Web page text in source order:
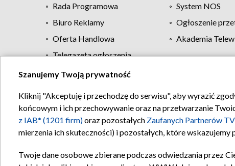
Rada Programowa
System NOS
Biuro Reklamy
Ogłoszenie
Oferta Handlowa
Akademia
Telegazeta ogłoszenia
Regulamin TVP
Szanujemy Twoją prywatność
Kliknij "Akceptuję i przechodzę do serwisu", aby wyrazić
końcowym i ich przechowywanie oraz na przetwarzanie
z IAB* (1201 firm)oraz pozostałych Zaufanych Partnerów
mierzenia ich skuteczności) i pozostałych, które
Twoje dane osobowe zbierane podczas odwiedzania przez